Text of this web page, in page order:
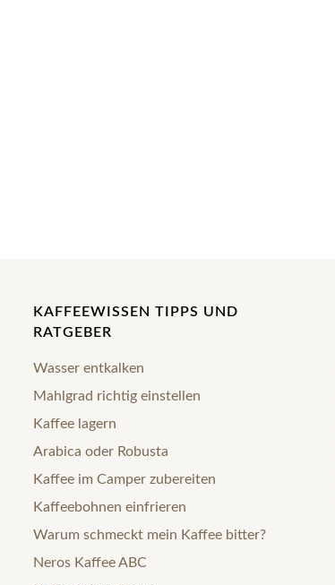
KAFFEEWISSEN TIPPS UND
RATGEBER
Wasser entkalken
Mahlgrad richtig einstellen
Kaffee lagern
Arabica oder Robusta
Kaffee im Camper zubereiten
Kaffeebohnen einfrieren
Warum schmeckt mein Kaffee bitter?
Neros Kaffee ABC